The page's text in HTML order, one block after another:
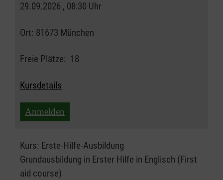
29.09.2026 , 08:30 Uhr
Ort: 81673 München
Freie Plätze: 18
Kursdetails
Anmelden
Kurs: Erste-Hilfe-Ausbildung
Grundausbildung in Erster Hilfe in Englisch (First
aid course)